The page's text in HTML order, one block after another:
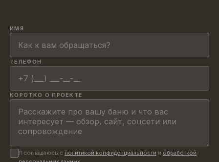
ИМЯ
ТЕЛЕФОН
КОРОТКО О ПРОЕКТЕ
Я соглашаюсь с политикой конфиденциальности и обработкой